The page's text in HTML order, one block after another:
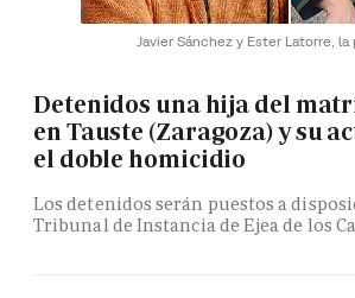
Javier Sánchez y Ester Latorre, la
Detenidos una hija del
en Tauste (Zaragoza) y su
el doble homicidio
Los detenidos serán puestos a
Tribunal de Instancia de Ejea de los